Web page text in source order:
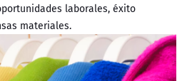
laborales, éxito
materiales.